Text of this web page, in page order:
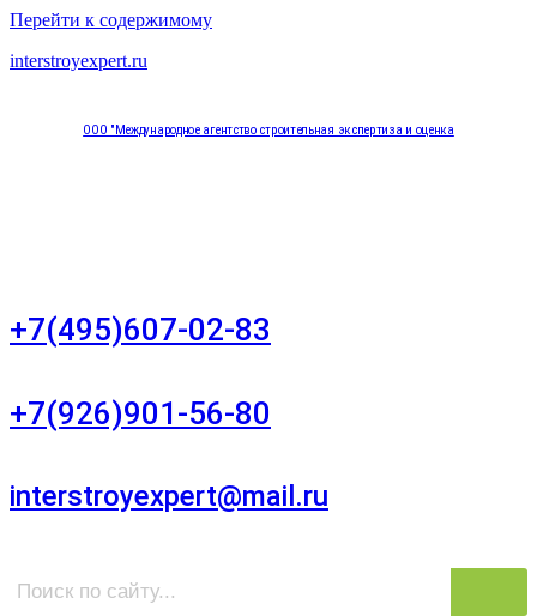
Перейти к содержимому
interstroyexpert.ru
ООО "Международное агентство строительная экспертиза и оценка
+7(495)607-02-83
+7(926)901-56-80
interstroyexpert@mail.ru